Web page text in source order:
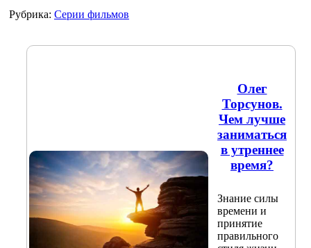
Рубрика: Серии фильмов
Олег
Торсунов.
Чем лучше
заниматься
в утреннее
время?
Знание силы
времени и
принятие
правильного